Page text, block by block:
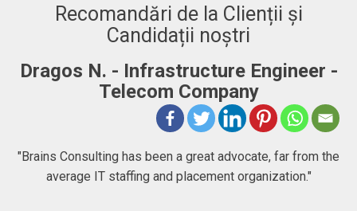
Recomandări de la Clienții și
Candidații noștri
Dragos N. - Infrastructure Engineer -
Telecom Company
"Brains Consulting has been a great advocate, far from the
average IT staffing and placement organization."